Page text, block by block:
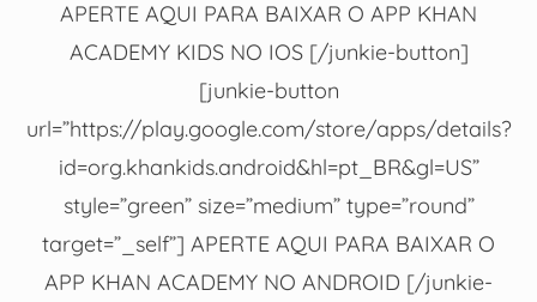
APERTE AQUI PARA BAIXAR O APP KHAN
ACADEMY KIDS NO IOS [/junkie-button]
[junkie-button
url=”https://play.google.com/store/apps/details?
id=org.khankids.android&hl=pt_BR&gl=US”
style=”green” size=”medium” type=”round”
target=”_self”] APERTE AQUI PARA BAIXAR O
APP KHAN ACADEMY NO ANDROID [/junkie-